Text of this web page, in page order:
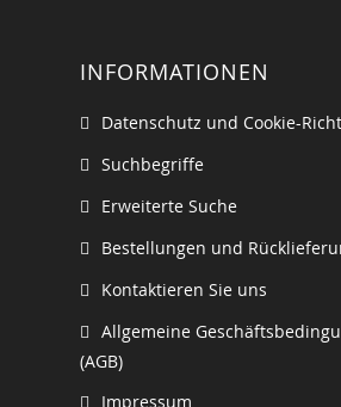
INFORMATIONEN
Datenschutz und Cookie-
Suchbegriffe
Erweiterte Suche
Bestellungen und
Kontaktieren Sie uns
Allgemeine
(AGB)
Impressum